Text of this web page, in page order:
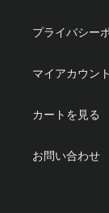
プライバシー
マイアカウント
カートを見る
お問い合わせ